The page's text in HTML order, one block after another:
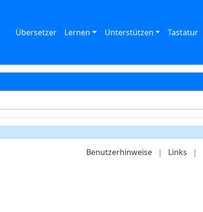
Übersetzer Lernen Unterstützen Tastatur
Benutzerhinweise | Links |